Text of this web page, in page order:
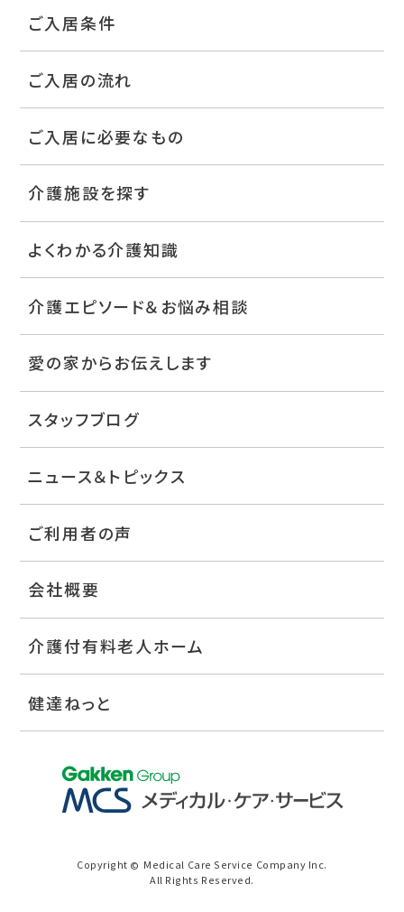
ご入居条件
ご入居の流れ
ご入居に必要なもの
介護施設を探す
よくわかる介護知識
介護エピソード＆お悩み相談
愛の家からお伝えします
スタッフブログ
ニュース＆トピックス
ご利用者の声
会社概要
介護付有料老人ホーム
健達ねっと
Copyright © Medical Care Service Company Inc.
All Rights Reserved.